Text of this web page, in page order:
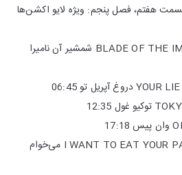
قسمت هفتم، فصل پنجم: ویژه لایو اکشن‌ها
معرفی لایو اکشن BLADE OF THE IMMORTAL شمشیر آن نامیرا
معرفی لایو اکشن I WANT TO EAT YOUR PANCREAS می‌خوام